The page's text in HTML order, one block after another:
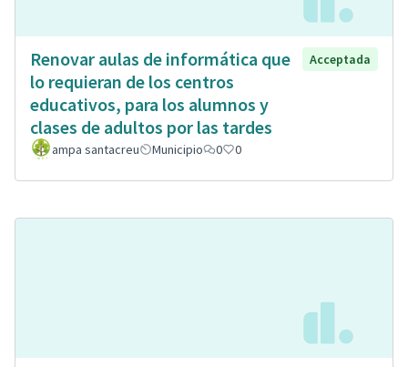
Renovar aulas de informática que
lo requieran de los centros
educativos, para los alumnos y
clases de adultos por las tardes
Acceptada
ampa santacreu Municipio 0 0